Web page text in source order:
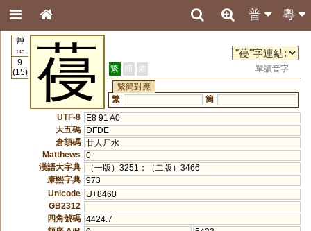
粵
普
艸
140
9
(15)
葠 繁 簡 港
單讀音字
繁簡對應
繁
簡
UTF-8
E8 91 A0
大五碼
DFDE
倉頡碼 廿人尸水
Matthews
0
漢語大字典
（一版）3251；（二版）3466
康熙字典 973
Unicode
U+8460
GB2312
四角號碼 4424.7